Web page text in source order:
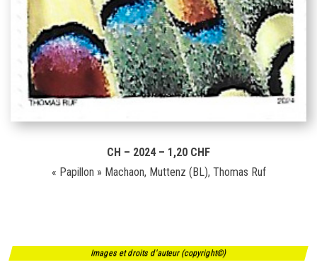
CH – 2024 – 1,20 CHF
« Papillon » Machaon, Muttenz (BL), Thomas Ruf
Images et droits d'auteur (copyright©)